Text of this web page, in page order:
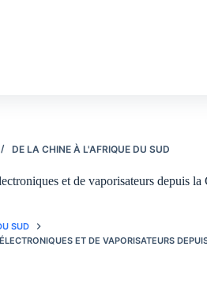
DE LA CHINE À L'AFRIQUE DU SUD
et de vaporisateurs depuis
SUD
ET DE VAPORISATEURS